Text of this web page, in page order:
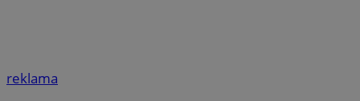
reklama